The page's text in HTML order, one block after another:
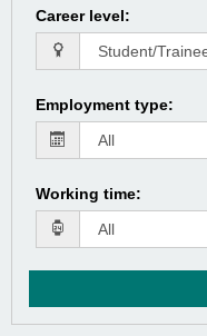
Career level:
Employment type:
Working time: